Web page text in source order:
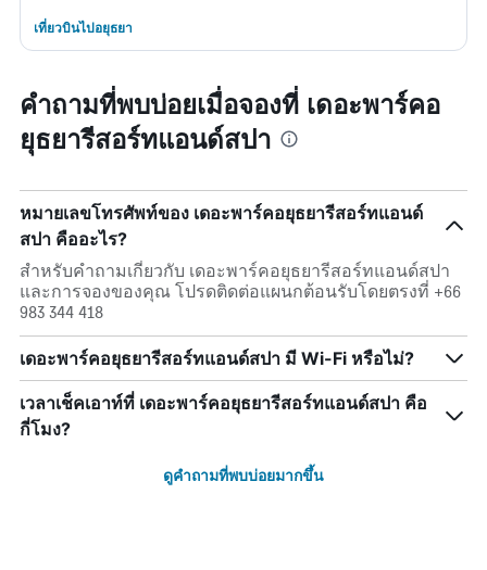
เที่ยวบินไปอยุธยา
คำถามที่พบบ่อยเมื่อจองที่ เดอะพาร์คอ
ยุธยารีสอร์ทแอนด์สปา
หมายเลขโทรศัพท์ของ เดอะพาร์คอยุธยารีสอร์ทแอนด์
สปา คืออะไร?
สำหรับคำถามเกี่ยวกับ เดอะพาร์คอยุธยารีสอร์ทแอนด์สปา
และการจองของคุณ โปรดติดต่อแผนกต้อนรับโดยตรงที่ +66
983 344 418
เดอะพาร์คอยุธยารีสอร์ทแอนด์สปา มี Wi-Fi หรือไม่?
เวลาเช็คเอาท์ที่ เดอะพาร์คอยุธยารีสอร์ทแอนด์สปา คือ
กี่โมง?
ดูคำถามที่พบบ่อยมากขึ้น